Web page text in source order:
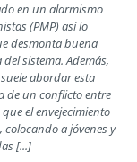
en un alarmismo
(PMP) así lo
desmonta buena
sistema. Además,
abordar esta
de un conflicto entre
el envejecimiento
a jóvenes y
[...]